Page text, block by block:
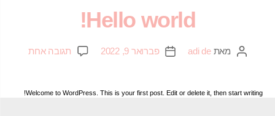
Hello world!
מאתadi de פברואר 9, 2022 תגובה אחת
Welcome to WordPress. This is your first post. Edit or delete it, then start writing!